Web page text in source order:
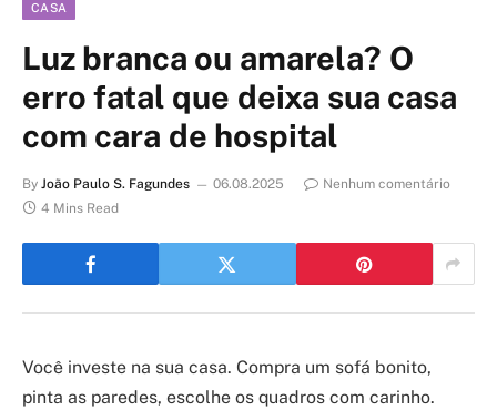
CASA
Luz branca ou amarela? O
erro fatal que deixa sua casa
com cara de hospital
By João Paulo S. Fagundes 06.08.2025
Nenhum comentário
4 Mins Read
Você investe na sua casa. Compra um sofá bonito,
pinta as paredes, escolhe os quadros com carinho.